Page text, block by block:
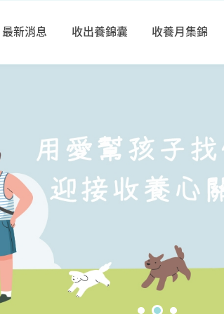
最新消息 收出養錦囊 收養月集錦